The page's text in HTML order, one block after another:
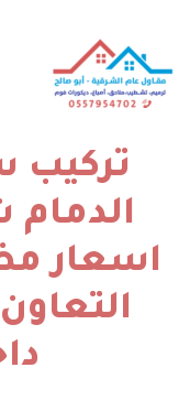
تركيب
اسعار